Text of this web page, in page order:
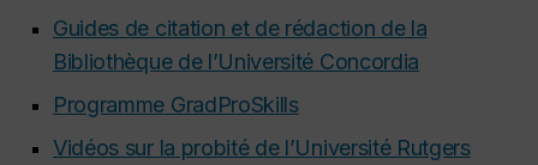
Guides de citation et de rédaction de la
Bibliothèque de l’Université Concordia
Programme GradProSkills
Vidéos sur la probité de l’Université Rutgers